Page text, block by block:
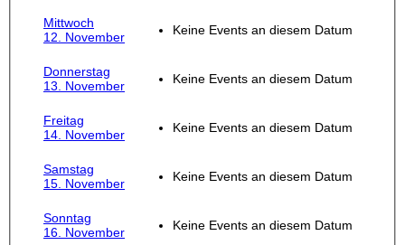
Mittwoch
12. November
Keine Events an diesem Datum
Donnerstag
13. November
Keine Events an diesem Datum
Freitag
14. November
Keine Events an diesem Datum
Samstag
15. November
Keine Events an diesem Datum
Sonntag
16. November
Keine Events an diesem Datum